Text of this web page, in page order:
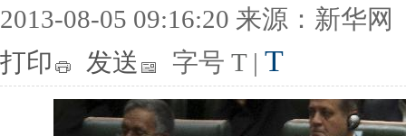
2013-08-05 09:16:20 来源：新华网
打印
发送 字号 T | T